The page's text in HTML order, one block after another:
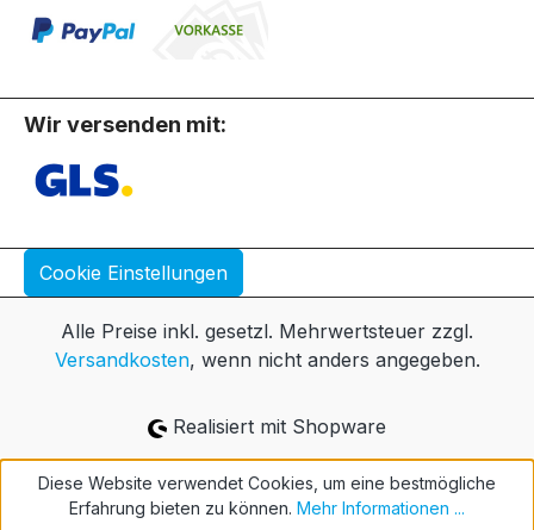
Wir versenden mit:
Cookie Einstellungen
Alle Preise inkl. gesetzl. Mehrwertsteuer zzgl.
Versandkosten, wenn nicht anders angegeben.
Realisiert mit Shopware
Diese Website verwendet Cookies, um eine bestmögliche
Erfahrung bieten zu können. Mehr Informationen ...